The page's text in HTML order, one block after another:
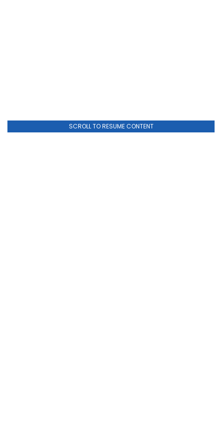
SCROLL TO RESUME CONTENT